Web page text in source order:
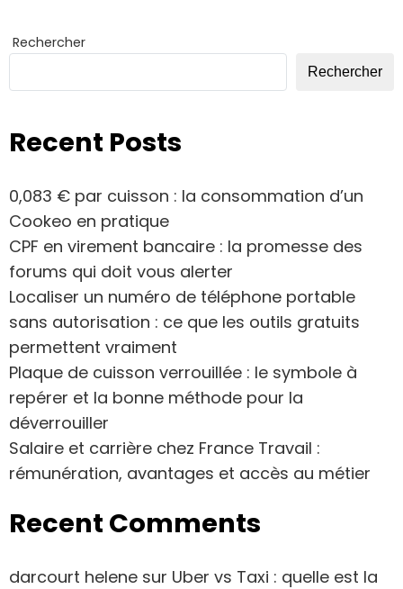
Rechercher
Rechercher
Recent Posts
0,083 € par cuisson : la consommation d’un
Cookeo en pratique
CPF en virement bancaire : la promesse des
forums qui doit vous alerter
Localiser un numéro de téléphone portable
sans autorisation : ce que les outils gratuits
permettent vraiment
Plaque de cuisson verrouillée : le symbole à
repérer et la bonne méthode pour la
déverrouiller
Salaire et carrière chez France Travail :
rémunération, avantages et accès au métier
Recent Comments
darcourt helene sur Uber vs Taxi : quelle est la